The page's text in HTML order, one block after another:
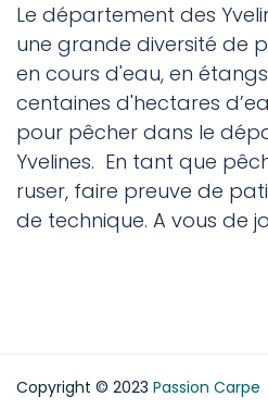
Le département des
une grande diversité de
en cours d'eau, en étangs
centaines d'hectares
pour pêcher dans le
Yvelines. En tant que
ruser, faire preuve de
de technique. A vous de
Etang carpe Picardie
Etang carpe Haute-Normandie
Etang carpe Somme
Copyright © 2023 Passion Carpe